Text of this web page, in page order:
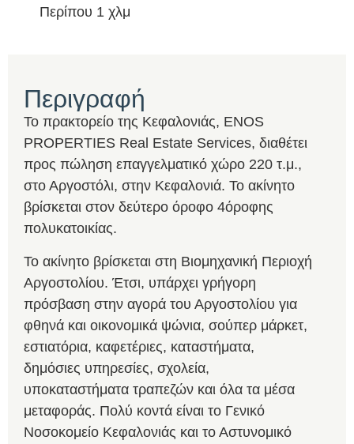
Περίπου 1 χλμ
Περιγραφή
Το πρακτορείο της Κεφαλονιάς, ENOS
PROPERTIES Real Estate Services, διαθέτει
προς πώληση επαγγελματικό χώρο 220 τ.μ.,
στο Αργοστόλι, στην Κεφαλονιά. Το ακίνητο
βρίσκεται στον δεύτερο όροφο 4όροφης
πολυκατοικίας.
Το ακίνητο βρίσκεται στη Βιομηχανική Περιοχή
Αργοστολίου. Έτσι, υπάρχει γρήγορη
πρόσβαση στην αγορά του Αργοστολίου για
φθηνά και οικονομικά ψώνια, σούπερ μάρκετ,
εστιατόρια, καφετέριες, καταστήματα,
δημόσιες υπηρεσίες, σχολεία,
υποκαταστήματα τραπεζών και όλα τα μέσα
μεταφοράς. Πολύ κοντά είναι το Γενικό
Νοσοκομείο Κεφαλονιάς και το Αστυνομικό